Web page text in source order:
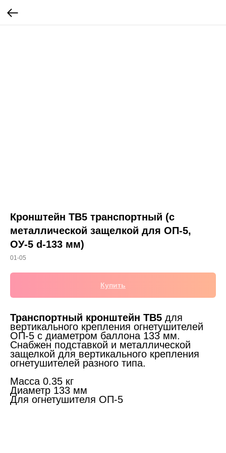
Кронштейн ТВ5 транспортный (с
металлической защелкой для ОП-5,
ОУ-5 d-133 мм)
01-05
Купить
Транспортный кронштейн ТВ5 для
вертикального крепления огнетушителей
ОП-5 с диаметром баллона 133 мм.
Снабжен подставкой и металлической
защелкой для вертикального крепления
огнетушителей разного типа.
Масса 0.35 кг
Диаметр 133 мм
Для огнетушителя ОП-5